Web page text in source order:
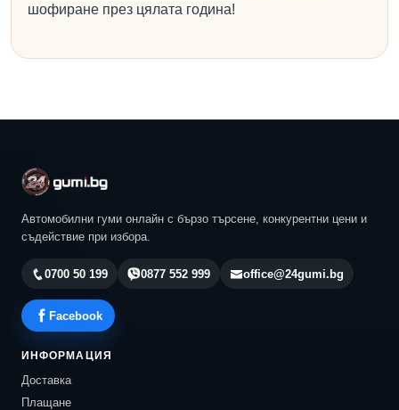
шофиране през цялата година!
Автомобилни гуми онлайн с бързо търсене, конкурентни цени и
съдействие при избора.
0700 50 199 0877 552 999 office@24gumi.bg
Facebook
ИНФОРМАЦИЯ
Доставка
Плащане